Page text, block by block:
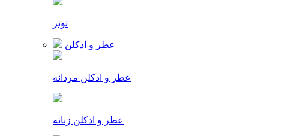
تونر
عطر و ادکلن
عطر و ادکلن مردانه
عطر و ادکلن زنانه